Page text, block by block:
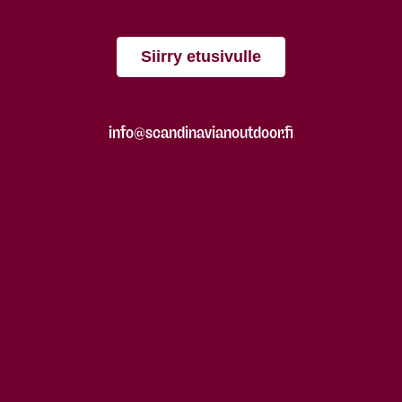
Siirry etusivulle
info@scandinavianoutdoor.fi